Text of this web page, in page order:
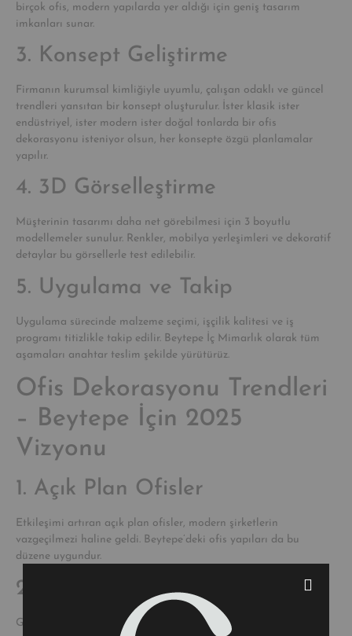
birçok ofis, modern yapılarda yer aldığı için geniş tasarım
imkanları sunar.
3. Konsept Geliştirme
Firmanın kurumsal kimliğiyle uyumlu, çalışan odaklı ve güncel
trendleri yansıtan bir konsept oluşturulur. İster klasik ister
endüstriyel, ister modern ister doğal tonlarda bir ofis
dekorasyonu isteniyor olsun, her konsepte özgü planlamalar
yapılır.
4. 3D Görselleştirme
Müşterinin tasarımı daha net görebilmesi için 3 boyutlu
modellemeler sunulur. Renkler, mobilya yerleşimleri ve dekoratif
detaylar bu görsellerle test edilebilir.
5. Uygulama ve Takip
Uygulama sürecinde malzeme seçimi, işçilik kalitesi ve iş
programı titizlikle takip edilir. Beytepe İç Mimarlık olarak tüm
aşamaları anahtar teslim şekilde yürütürüz.
Ofis Dekorasyonu Trendleri
– Beytepe İçin 2025
Vizyonu
1. Açık Plan Ofisler
Etkileşimi artıran açık plan ofisler, modern şirketlerin
vazgeçilmezi haline geldi. Beytepe’deki ofis yapıları da bu
düzene uygundur.
2. Sessiz Çalışma Alanları
Gürültü kirliliği verimliliği düşürür. Akustik paneller ve bireysel